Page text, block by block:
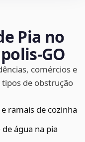
Pia no
comércios e
de obstrução
ramais de cozinha
água na pia